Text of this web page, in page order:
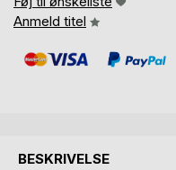
Anmeld titel
BESKRIVELSE